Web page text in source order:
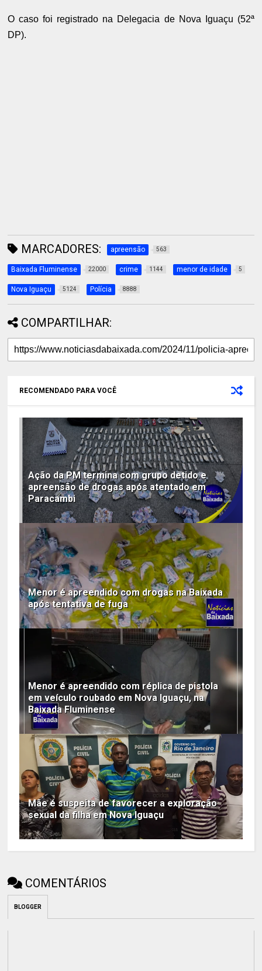
O caso foi registrado na Delegacia de Nova Iguaçu (52ª
DP).
MARCADORES: apreensão 563
Baixada Fluminense 22000 crime 1144 menor de idade 5
Nova Iguaçu 5124 Polícia 8888
COMPARTILHAR:
RECOMENDADO PARA VOCÊ
Ação da PM termina com grupo detido e
apreensão de drogas após atentado em
Paracambi
Menor é apreendido com drogas na Baixada
após tentativa de fuga
Menor é apreendido com réplica de pistola
em veículo roubado em Nova Iguaçu, na
Baixada Fluminense
Mãe é suspeita de favorecer a exploração
sexual da filha em Nova Iguaçu
COMENTÁRIOS
BLOGGER